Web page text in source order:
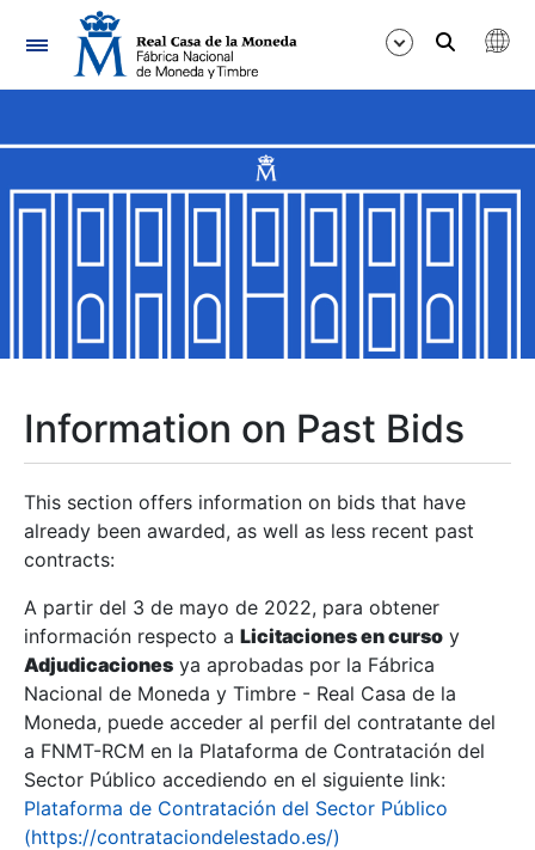
Navigation
Show/Hide
Show/Hide
Show/Hide
Show/Hide
Show/Hide
Information on Past Bids
This section offers information on bids that have
already been awarded, as well as less recent past
contracts:
A partir del 3 de mayo de 2022, para obtener
información respecto a Licitaciones en curso y
Adjudicaciones ya aprobadas por la Fábrica
Nacional de Moneda y Timbre - Real Casa de la
Moneda, puede acceder al perfil del contratante del
a FNMT-RCM en la Plataforma de Contratación del
Sector Público accediendo en el siguiente link:
Plataforma de Contratación del Sector Público
(https://contrataciondelestado.es/)